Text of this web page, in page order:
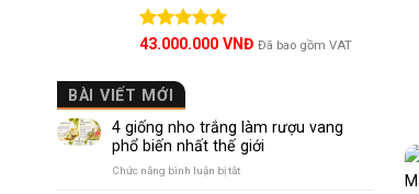
Được xếp
5 sao
43.000.000 VNĐ Đã bao gồm VAT
BÀI VIẾT MỚI
4 giống nho trắng làm rượu vang
phổ biến nhất thế giới
Chức năng bình luận bị tắtở